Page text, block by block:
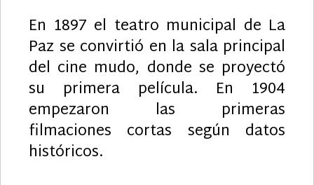
En 1897 el teatro municipal de La
Paz se convirtió en la sala principal
del cine mudo, donde se proyectó
su primera película. En 1904
empezaron las primeras
filmaciones cortas según datos
históricos.